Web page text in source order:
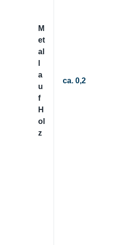
M
et
al
a
u
f
H
ol
z
ca. 0,2